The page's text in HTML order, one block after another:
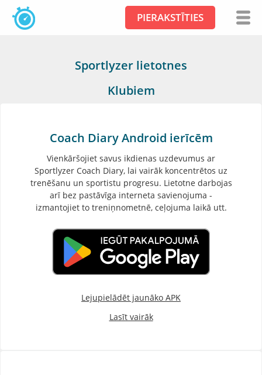
PIERAKSTĪTIES
Sportlyzer lietotnes
Klubiem
Coach Diary Android ierīcēm
Vienkāršojiet savus ikdienas uzdevumus ar
Sportlyzer Coach Diary, lai vairāk koncentrētos uz
trenēšanu un sportistu progresu. Lietotne darbojas
arī bez pastāvīga interneta savienojuma -
izmantojiet to treniņnometnē, ceļojuma laikā utt.
Lejupielādēt jaunāko APK
Lasīt vairāk